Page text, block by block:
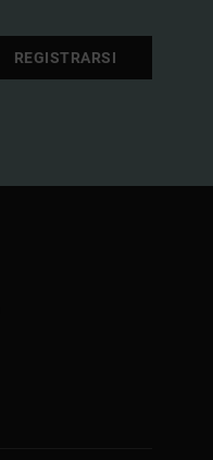
REGISTRARSI